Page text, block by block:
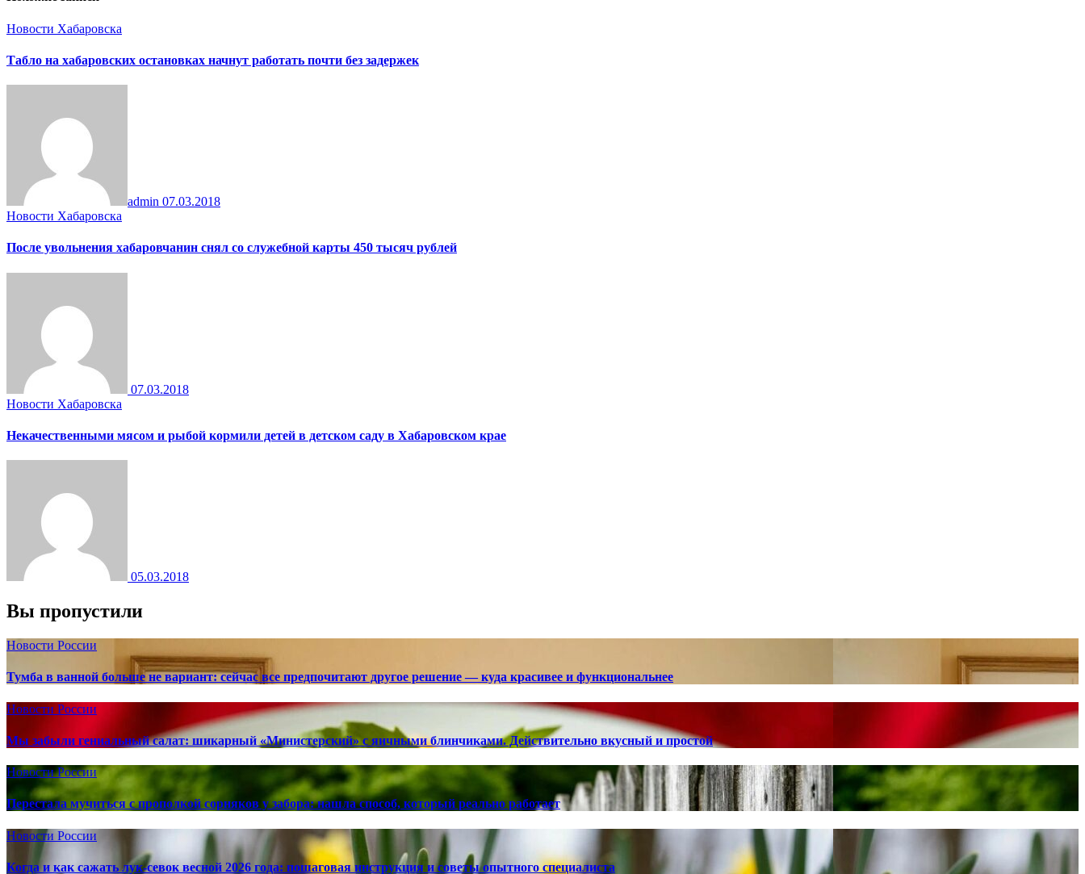
Новости Хабаровска
Табло на хабаровских остановках начнут работать почти без задержек
admin 07.03.2018
Новости Хабаровска
После увольнения хабаровчанин снял со служебной карты 450 тысяч рублей
07.03.2018
Новости Хабаровска
Некачественными мясом и рыбой кормили детей в детском саду в Хабаровском крае
05.03.2018
Вы пропустили
Новости России
Тумба в ванной больше не вариант: сейчас все предпочитают другое решение — куда красивее и функциональнее
Новости России
Мы забыли гениальный салат: шикарный «Министерский» с яичными блинчиками. Действительно вкусный и простой
Новости России
Перестала мучиться с прополкой сорняков у забора: нашла способ, который реально работает
Новости России
Когда и как сажать лук-севок весной 2026 года: пошаговая инструкция и советы опытного специалиста